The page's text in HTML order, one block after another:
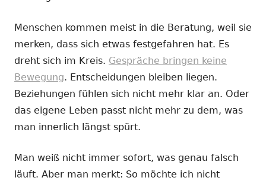
Menschen kommen meist in die Beratung, weil sie
merken, dass sich etwas festgefahren hat. Es
dreht sich im Kreis. Gespräche bringen keine
Bewegung. Entscheidungen bleiben liegen.
Beziehungen fühlen sich nicht mehr klar an. Oder
das eigene Leben passt nicht mehr zu dem, was
man innerlich längst spürt.
Man weiß nicht immer sofort, was genau falsch
läuft. Aber man merkt: So möchte ich nicht